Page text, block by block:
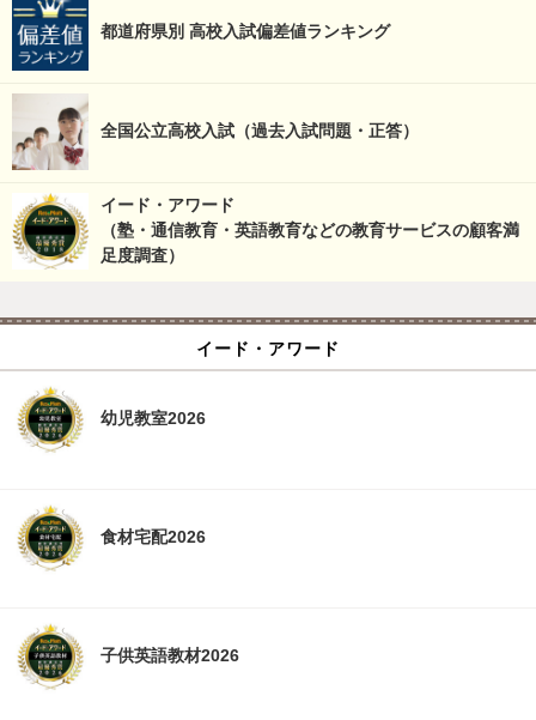
都道府県別 高校入試偏差値ランキング
全国公立高校入試（過去入試問題・正答）
イード・アワード
（塾・通信教育・英語教育などの教育サービスの顧客満
足度調査）
イード・アワード
幼児教室2026
食材宅配2026
子供英語教材2026